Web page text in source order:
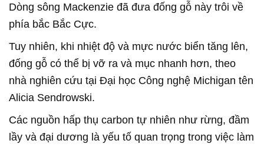
Dòng sông Mackenzie đã đưa đống gỗ này trôi về
phía bắc Bắc Cực.
Tuy nhiên, khi nhiệt độ và mực nước biển tăng lên,
đống gỗ có thể bị vỡ ra và mục nhanh hơn, theo
nhà nghiên cứu tại Đại học Công nghệ Michigan tên
Alicia Sendrowski.
Các nguồn hấp thụ carbon tự nhiên như rừng, đầm
lầy và đại dương là yếu tố quan trọng trong việc làm